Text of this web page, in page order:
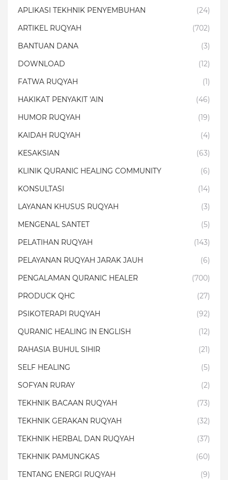
APLIKASI TEKHNIK PENYEMBUHAN
(24)
ARTIKEL RUQYAH
(702)
BANTUAN DANA
(3)
DOWNLOAD
(12)
FATWA RUQYAH
(1)
HAKIKAT PENYAKIT 'AIN
(46)
HUMOR RUQYAH
(19)
KAIDAH RUQYAH
(4)
KESAKSIAN
(63)
KLINIK QURANIC HEALING COMMUNITY
(6)
KONSULTASI
(14)
LAYANAN KHUSUS RUQYAH
(3)
MENGENAL SANTET
(5)
PELATIHAN RUQYAH
(143)
PELAYANAN RUQYAH JARAK JAUH
(6)
PENGALAMAN QURANIC HEALER
(700)
PRODUCK QHC
(27)
PSIKOTERAPI RUQYAH
(92)
QURANIC HEALING IN ENGLISH
(12)
RAHASIA BUHUL SIHIR
(21)
SELF HEALING
(5)
SOFYAN RURAY
(2)
TEKHNIK BACAAN RUQYAH
(73)
TEKHNIK GERAKAN RUQYAH
(32)
TEKHNIK HERBAL DAN RUQYAH
(37)
TEKHNIK PAMUNGKAS
(60)
TENTANG ENERGI RUQYAH
(9)